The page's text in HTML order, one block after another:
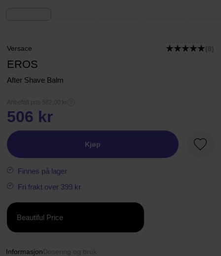
Versace (8)
EROS
After Shave Balm
Anbefalt pris 562,00 kr
506 kr
Kjøp
Finnes på lager
Fri frakt over 399 kr
Beautiful Price
InformasjonDosering og bruk